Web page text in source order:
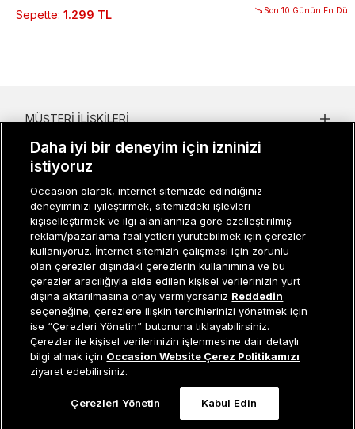
Sepete Ekle
Sepette: 1.299 TL Son 10 Günün En
Müşteri İlişkileri0 850 800 01 20
MÜŞTERI İLIŞKILERI
KURUMSAL
GRUP MARKALAR
ERKEK KATEGORILER
Occasion bir EREN PERAKENDE markasıdır. © Eren Holding
Daha iyi bir deneyim için izninizi
istiyoruz
Occasion olarak, internet sitemizde edindiğiniz
deneyiminizi iyileştirmek, sitemizdeki işlevleri
kişiselleştirmek ve ilgi alanlarınıza göre özelleştirilmiş
reklam/pazarlama faaliyetleri yürütebilmek için çerezler
kullanıyoruz. İnternet sitemizin çalışması için zorunlu
olan çerezler dışındaki çerezlerin kullanımına ve bu
çerezler aracılığıyla elde edilen kişisel verilerinizin yurt
dışına aktarılmasına onay vermiyorsanız Reddedin
seçeneğine; çerezlere ilişkin tercihlerinizi yönetmek için
ise “Çerezleri Yönetin” butonuna tıklayabilirsiniz.
Çerezler ile kişisel verilerinizin işlenmesine dair detaylı
bilgi almak için Occasion Website Çerez Politikamızı
ziyaret edebilirsiniz.
Çerezleri Yönetin Kabul Edin